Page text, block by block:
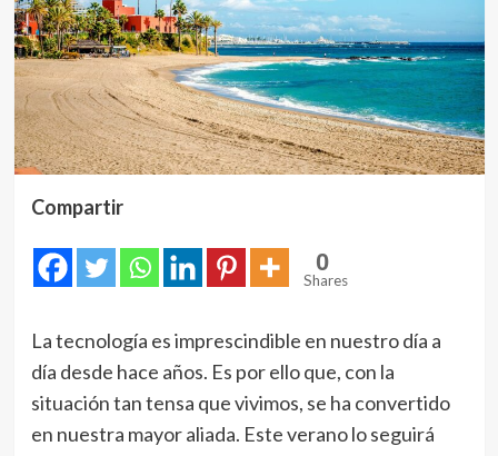
Compartir
0
Shares
La tecnología es imprescindible en nuestro día a
día desde hace años. Es por ello que, con la
situación tan tensa que vivimos, se ha convertido
en nuestra mayor aliada. Este verano lo seguirá